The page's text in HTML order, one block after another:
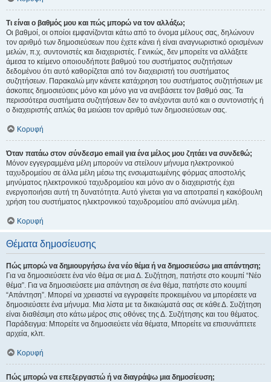
Τι είναι ο βαθμός μου και πώς μπορώ να τον αλλάξω;
Οι βαθμοί, οι οποίοι εμφανίζονται κάτω από το όνομα μέλους σας, δηλώνουν
τον αριθμό των δημοσιεύσεων που έχετε κάνει ή είναι αναγνωριστικό ορισμένων
μελών, π.χ. συντονιστές και διαχειριστές. Γενικώς, δεν μπορείτε να αλλάξετε
άμεσα το κείμενο οποιουδήποτε βαθμού του συστήματος συζητήσεων
δεδομένου ότι αυτό καθορίζεται από τον διαχειριστή του συστήματος
συζητήσεων. Παρακαλώ μην κάνετε κατάχρηση του συστήματος συζητήσεων με
άσκοπες δημοσιεύσεις μόνο και μόνο για να ανεβάσετε τον βαθμό σας. Τα
περισσότερα συστήματα συζητήσεων δεν το ανέχονται αυτό και ο συντονιστής ή
ο διαχειριστής απλώς θα μειώσει τον αριθμό των δημοσιεύσεων σας.
Κορυφή
Όταν πατάω στον σύνδεσμο email για ένα μέλος μου ζητάει να συνδεθώ;
Μόνον εγγεγραμμένα μέλη μπορούν να στείλουν μήνυμα ηλεκτρονικού
ταχυδρομείου σε άλλα μέλη μέσω της ενσωματωμένης φόρμας αποστολής
μηνύματος ηλεκτρονικού ταχυδρομείου και μόνο αν ο διαχειριστής έχει
ενεργοποιήσει αυτή τη δυνατότητα. Αυτό γίνεται για να αποτραπεί η κακόβουλη
χρήση του συστήματος ηλεκτρονικού ταχυδρομείου από ανώνυμα μέλη.
Κορυφή
Θέματα δημοσίευσης
Πώς μπορώ να δημιουργήσω ένα νέο θέμα ή να δημοσιεύσω μια απάντηση;
Για να δημοσιεύσετε ένα νέο θέμα σε μια Δ. Συζήτηση, πατήστε στο κουμπί “Νέο
θέμα”. Για να δημοσιεύσετε μια απάντηση σε ένα θέμα, πατήστε στο κουμπί
“Απάντηση”. Μπορεί να χρειαστεί να εγγραφείτε προκειμένου να μπορέσετε να
δημοσιεύσετε ένα μήνυμα. Μια λίστα με τα δικαιώματά σας σε κάθε Δ. Συζήτηση
είναι διαθέσιμη στο κάτω μέρος στις οθόνες της Δ. Συζήτησης και του θέματος.
Παράδειγμα: Μπορείτε να δημοσιεύετε νέα θέματα, Μπορείτε να επισυνάπτετε
αρχεία, κλπ.
Κορυφή
Πώς μπορώ να επεξεργαστώ ή να διαγράψω μια δημοσίευση;